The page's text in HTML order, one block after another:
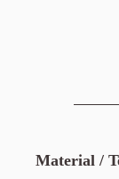
Material /